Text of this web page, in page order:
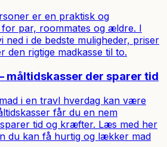
er en praktisk og
for par, roommates og ældre. I
ned i de bedste muligheder, priser
rigtige madkasse til to.
måltidskasser der sparer tid
i en travl hverdag kan være
får du en nem
tid og kræfter. Læs med her
du kan få hurtig og lækker mad